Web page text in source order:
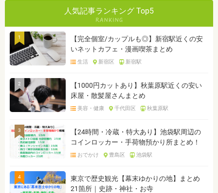
人気記事ランキング Top5
1
【完全個室/カップルも◎】新宿駅近くの安
いネットカフェ・漫画喫茶まとめ
生活 新宿区 新宿駅
2
【1000円カットあり】秋葉原駅近くの安い
床屋・散髪屋さんまとめ
美容・健康 千代田区 秋葉原駅
3
【24時間・冷蔵・特大あり】池袋駅周辺の
コインロッカー・手荷物預かり所まとめ！
おでかけ 豊島区 池袋駅
4
東京で歴史観光【幕末ゆかりの地】まとめ
21箇所｜史跡・神社・お寺